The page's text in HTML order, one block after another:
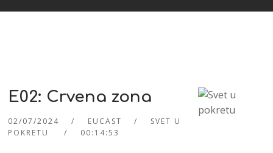
E02: Crvena zona
02/07/2024 EUCAST
SVET U
POKRETU
00:14:53